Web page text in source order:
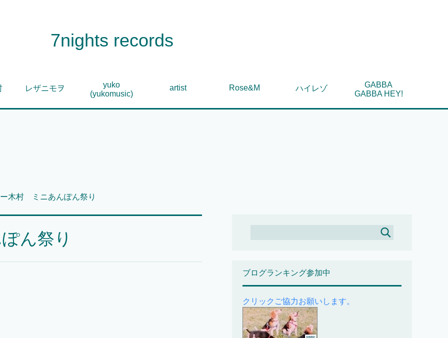
7nights records
レザニモヲ
yuko
(yukomusic)
artist Rose&M ハイレゾ
GABBA
GABBA HEY!
木村 ミニあんぽん祭り
ん祭り
ブログランキング参加中
クリックご協力お願いします。